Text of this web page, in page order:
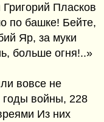
Пласков
по башке! Бейте,
Яр, за муки
больше огня!..»
вовсе не
войны, 228
Из них